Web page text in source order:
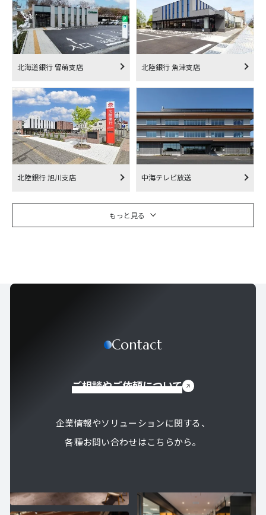
北海道銀行 留萌支店 北陸銀行 魚津支店
北陸銀行 旭川支店 中海テレビ放送
もっと見る
Contact
ご相談やご依頼について
企業情報やソリューションに関する、
各種お問い合わせはこちらから。